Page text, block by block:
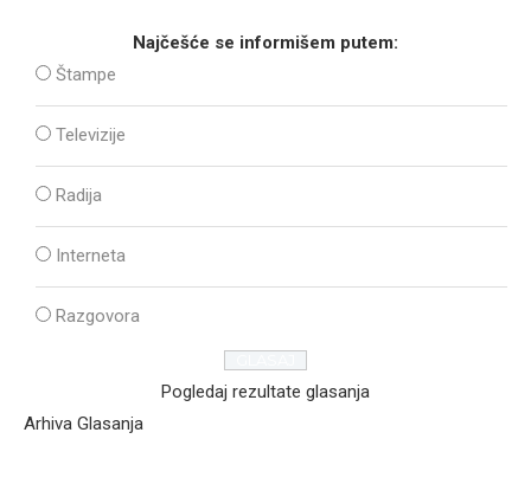
Najčešće se informišem putem:
Štampe
Televizije
Radija
Interneta
Razgovora
Pogledaj rezultate glasanja
Arhiva Glasanja